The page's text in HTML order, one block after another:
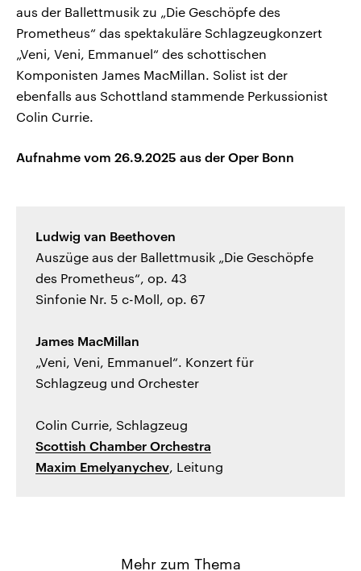
aus der Ballettmusik zu „Die Geschöpfe des
Prometheus“ das spektakuläre Schlagzeugkonzert
„Veni, Veni, Emmanuel“ des schottischen
Komponisten James MacMillan. Solist ist der
ebenfalls aus Schottland stammende Perkussionist
Colin Currie.
Aufnahme vom 26.9.2025 aus der Oper Bonn
Ludwig van Beethoven
Auszüge aus der Ballettmusik „Die Geschöpfe
des Prometheus“, op. 43
Sinfonie Nr. 5 c-Moll, op. 67
James MacMillan
„Veni, Veni, Emmanuel“. Konzert für
Schlagzeug und Orchester
Colin Currie, Schlagzeug
Scottish Chamber Orchestra
Maxim Emelyanychev, Leitung
Mehr zum Thema